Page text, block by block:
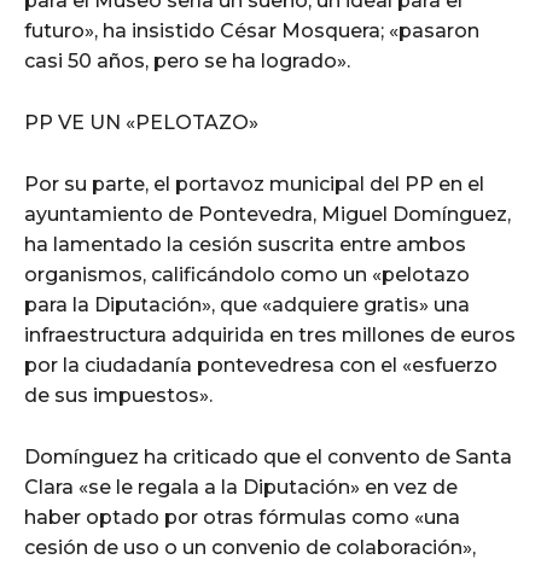
futuro», ha insistido César Mosquera; «pasaron
casi 50 años, pero se ha logrado».
PP VE UN «PELOTAZO»
Por su parte, el portavoz municipal del PP en el
ayuntamiento de Pontevedra, Miguel Domínguez,
ha lamentado la cesión suscrita entre ambos
organismos, calificándolo como un «pelotazo
para la Diputación», que «adquiere gratis» una
infraestructura adquirida en tres millones de euros
por la ciudadanía pontevedresa con el «esfuerzo
de sus impuestos».
Domínguez ha criticado que el convento de Santa
Clara «se le regala a la Diputación» en vez de
haber optado por otras fórmulas como «una
cesión de uso o un convenio de colaboración»,